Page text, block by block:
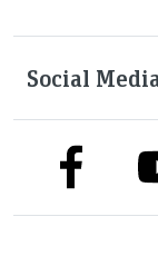
Social
link to